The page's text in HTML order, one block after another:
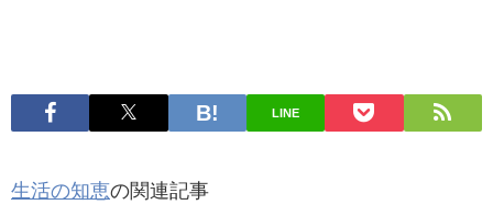
LINE
生活の知恵の関連記事